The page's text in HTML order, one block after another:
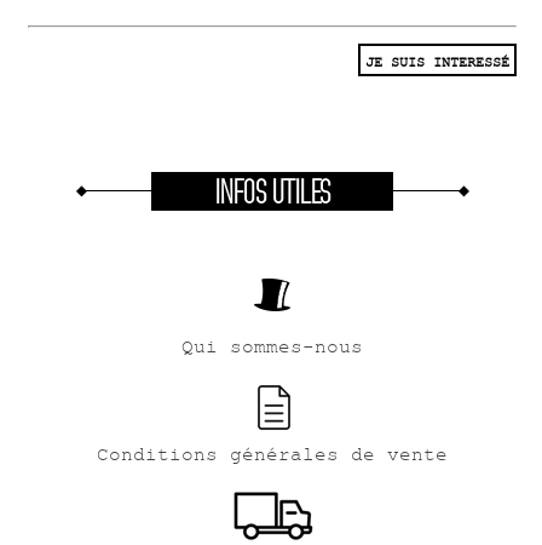
JE SUIS INTERESSÉ
INFOS UTILES
Qui sommes-nous
Conditions générales de vente